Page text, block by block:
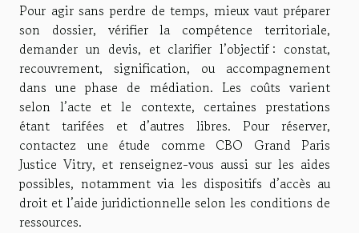
Pour agir sans perdre de temps, mieux vaut préparer
son dossier, vérifier la compétence territoriale,
demander un devis, et clarifier l’objectif : constat,
recouvrement, signification, ou accompagnement
dans une phase de médiation. Les coûts varient
selon l’acte et le contexte, certaines prestations
étant tarifées et d’autres libres. Pour réserver,
contactez une étude comme CBO Grand Paris
Justice Vitry, et renseignez-vous aussi sur les aides
possibles, notamment via les dispositifs d’accès au
droit et l’aide juridictionnelle selon les conditions de
ressources.